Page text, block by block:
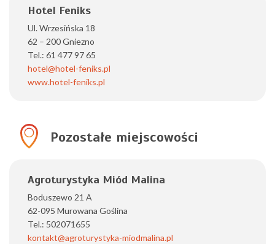
Hotel Feniks
Ul. Wrzesińska 18
62 – 200 Gniezno
Tel.: 61 477 97 65
hotel@hotel-feniks.pl
www.hotel-feniks.pl
Pozostałe miejscowości
Agroturystyka Miód Malina
Boduszewo 21 A
62-095 Murowana Goślina
Tel.: 502071655
kontakt@agroturystyka-miodmalina.pl